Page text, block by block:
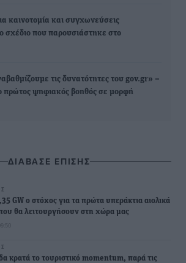
καινοτομία και συγχωνεύσεις
σχέδιο που παρουσιάστηκε στο
τις δυνατότητες του gov.gr» –
πρώτος ψηφιακός βοηθός σε μορφή
ΔΙΑΒΑΣΕ ΕΠΙΣΗΣ
GW ο στόχος για τα πρώτα υπεράκτια αιολικά
θα λειτουργήσουν στη χώρα μας
κρατά το τουριστικό momentum, παρά τις